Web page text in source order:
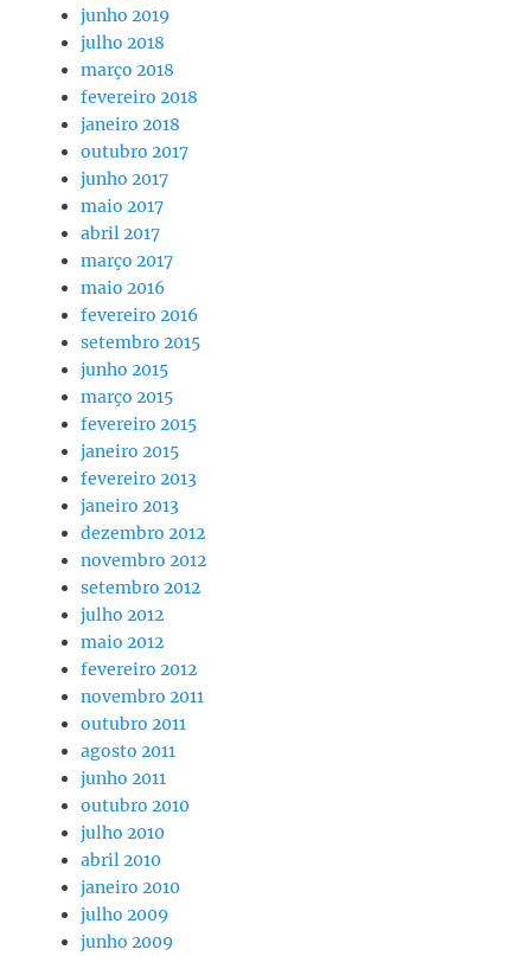
junho 2019
julho 2018
março 2018
fevereiro 2018
janeiro 2018
outubro 2017
junho 2017
maio 2017
abril 2017
março 2017
maio 2016
fevereiro 2016
setembro 2015
junho 2015
março 2015
fevereiro 2015
janeiro 2015
fevereiro 2013
janeiro 2013
dezembro 2012
novembro 2012
setembro 2012
julho 2012
maio 2012
fevereiro 2012
novembro 2011
outubro 2011
agosto 2011
junho 2011
outubro 2010
julho 2010
abril 2010
janeiro 2010
julho 2009
junho 2009